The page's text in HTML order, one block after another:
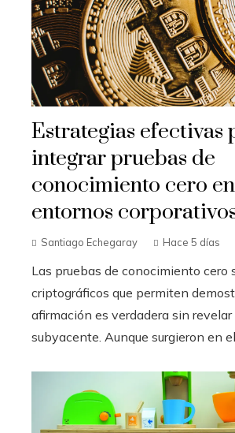
Estrategias efectivas
integrar pruebas de
conocimiento cero en
entornos
Santiago Echegaray Hace 5 días
Las pruebas de conocimiento cero
criptográficos que permiten
afirmación es verdadera sin
subyacente. Aunque surgieron en el